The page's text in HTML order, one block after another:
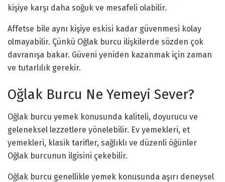
kişiye karşı daha soğuk ve mesafeli olabilir.
Affetse bile aynı kişiye eskisi kadar güvenmesi kolay
olmayabilir. Çünkü Oğlak burcu ilişkilerde sözden çok
davranışa bakar. Güveni yeniden kazanmak için zaman
ve tutarlılık gerekir.
Oğlak Burcu Ne Yemeyi Sever?
Oğlak burcu yemek konusunda kaliteli, doyurucu ve
geleneksel lezzetlere yönelebilir. Ev yemekleri, et
yemekleri, klasik tarifler, sağlıklı ve düzenli öğünler
Oğlak burcunun ilgisini çekebilir.
Oğlak burcu genellikle yemek konusunda aşırı deneysel